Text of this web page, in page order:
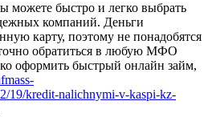
можете быстро и легко выбрать
компаний. Деньги
карту, поэтому не понадобятся
обратиться в любую МФО
оформить быстрый онлайн займ,
19/kredit-nalichnymi-v-kaspi-kz-